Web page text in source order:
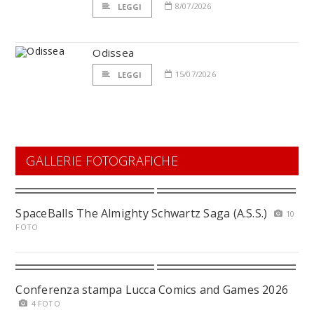
LEGGI 8/07/2026
Odissea
LEGGI 15/07/2026
GALLERIE FOTOGRAFICHE
SpaceBalls The Almighty Schwartz Saga (A.S.S.)
10
FOTO
Conferenza stampa Lucca Comics and Games 2026
4 FOTO